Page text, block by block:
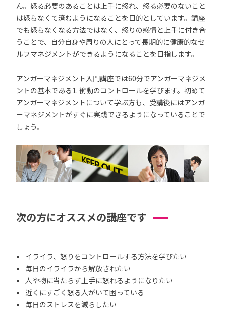
ん。怒る必要のあることは上手に怒れ、怒る必要のないこと
は怒らなくて済むようになることを目的としています。講座
でも怒らなくなる方法ではなく、怒りの感情と上手に付き合
うことで、自分自身や周りの人にとって長期的に健康的なセ
ルフマネジメントができるようになることを目指します。
アンガーマネジメント入門講座では60分でアンガーマネジメ
ントの基本である1. 衝動のコントロールを学びます。初めて
アンガーマネジメントについて学ぶ方も、受講後にはアンガ
ーマネジメントがすぐに実践できるようになっていることで
しょう。
次の方にオススメの講座です
イライラ、怒りをコントロールする方法を学びたい
毎日のイライラから解放されたい
人や物に当たらず上手に怒れるようになりたい
近くにすごく怒る人がいて困っている
毎日のストレスを減らしたい